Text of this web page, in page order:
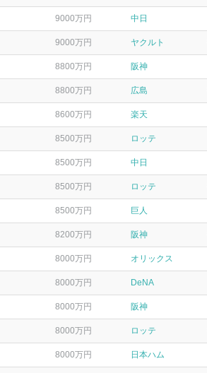
9000万円 中日
9000万円 ヤクルト
8800万円 阪神
8800万円 広島
8600万円 楽天
8500万円 ロッテ
8500万円 中日
8500万円 ロッテ
8500万円 巨人
8200万円 阪神
8000万円 オリックス
8000万円 DeNA
8000万円 阪神
8000万円 ロッテ
8000万円 日本ハム